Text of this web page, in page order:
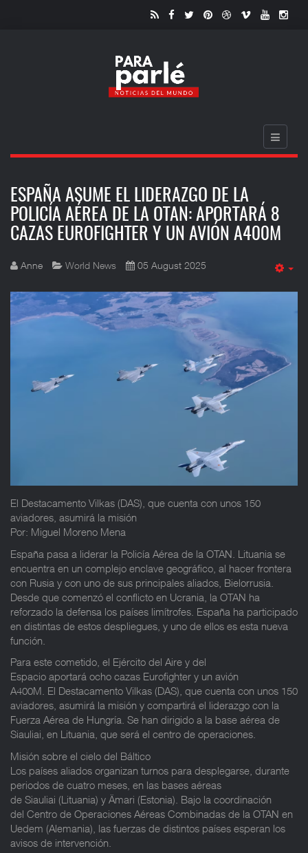
ESPAÑA ASUME EL LIDERAZGO DE LA
POLICÍA AÉREA DE LA OTAN: APORTARÁ 8
CAZAS EUROFIGHTER Y UN AVIÓN A400M
Anne World News 05 August 2025
El Destacamento Vilkas (DAS), que cuenta con unos 150
aviadores, asumirá la misión
Por: Miguel Moreno Mena
España pasa a liderar la Policía Aérea de la OTAN. Lituania se
encuentra en un complejo enclave geográfico, al hacer frontera
con Rusia y con uno de sus principales aliados, Bielorrusia.
Desde que comenzó el conflicto en Ucrania, la OTAN ha
reforzado la defensa los países limítrofes. España ha participado
en distintas de estos despliegues, y uno de ellos es esta nueva
función.
Para este cometido, el Ejército del Aire y del
Espacio aportará ocho cazas Eurofighter y un avión
A400M. El Destacamento Vilkas (DAS), que cuenta con unos 150
aviadores, asumirá la misión y compartirá el liderazgo con la
Fuerza Aérea de Hungría. Se han dirigido a la base aérea de
Siauliai, en Lituania, que será el centro de operaciones.
Misión sobre el cielo del Báltico
Los países aliados organizan turnos para desplegarse, durante
periodos de cuatro meses, en las bases aéreas
de Siauliai (Lituania) y Ämari (Estonia). Bajo la coordinación
del Centro de Operaciones Aéreas Combinadas de la OTAN en
Uedem (Alemania), las fuerzas de distintos países esperan los
avisos de intervención.